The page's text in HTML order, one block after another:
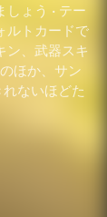
ょう • テー
ルトカードで
ン、武器スキ
ほか、サン
ないほどた